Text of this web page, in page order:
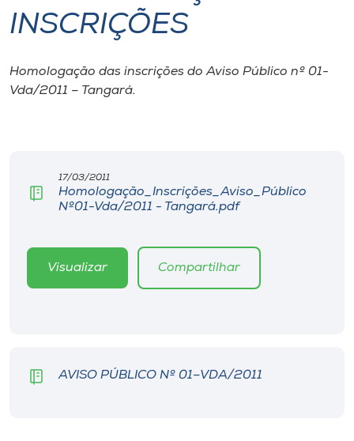
I.nova
Diplomados
Editora
INSCRIÇÕES
Homologação das inscrições do Aviso Público nº 01-
Vda/2011 – Tangará.
17/03/2011
Homologação_Inscrições_Aviso_Público
Nº01-Vda/2011 - Tangará.pdf
Visualizar Compartilhar
AVISO PÚBLICO Nº 01–VDA/2011